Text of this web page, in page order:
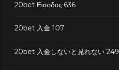
20bet Εισοδος 636
20bet 入金 107
20bet 入金しないと見れない 249